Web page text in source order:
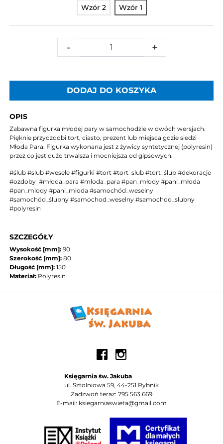
Wzór 2 Wzór 1
- +
DODAJ DO KOSZYKA
OPIS
Zabawna figurka młodej pary w samochodzie w dwóch wersjach.
Pięknie przyozdobi tort, ciasto, prezent lub miejsca gdzie siedzi
Młoda Para. Figurka wykonana jest z żywicy syntetycznej (polyresin)
przez co jest dużo trwalsza i mocniejsza od gipsowych.
#ślub #slub #wesele #figurki #tort #tort_slub #tort_ślub #dekoracje
#ozdoby #młoda_para #mloda_para #pan_młody #pani_młoda
#pan_mlody #pani_mloda #samochód_weselny
#samochód_ślubny #samochod_weselny #samochod_slubny
#polyresin
SZCZEGÓŁY
Wysokość [mm]: 90
Szerokość [mm]: 80
Długość [mm]: 150
Materiał: Polyresin
Księgarnia św. Jakuba
ul. Sztolniowa 59, 44-251 Rybnik
Zadzwoń teraz: 795 563 669
E-mail: ksiegarniaswieta@gmail.com